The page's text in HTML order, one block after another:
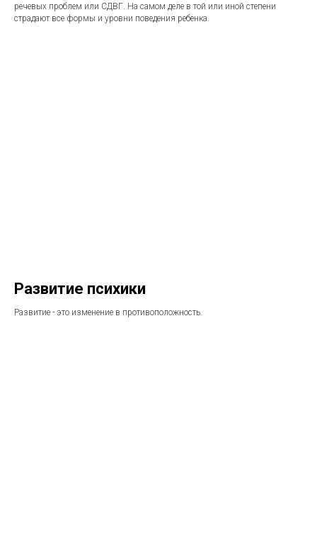
речевых проблем или СДВГ. На самом деле в той или иной степени
страдают все формы и уровни поведения ребенка.
Развитие психики
Развитие - это изменение в противоположность.